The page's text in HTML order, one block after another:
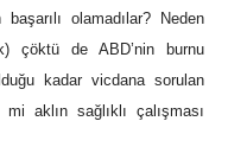
olamadılar? Neden
çöktü de ABD’nin burnu
kadar vicdana sorulan
aklın sağlıklı çalışması